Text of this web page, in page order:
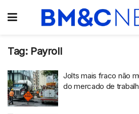
Tag: Payroll
Jolts mais fraco não
do mercado de